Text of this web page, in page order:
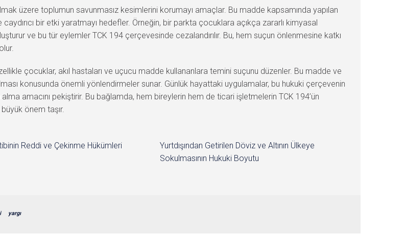
üzere toplumun savunmasız kesimlerini korumayı amaçlar. Bu madde kapsamında yapılan
bir etki yaratmayı hedefler. Örneğin, bir parkta çocuklara açıkça zararlı kimyasal
ve bu tür eylemler TCK 194 çerçevesinde cezalandırılır. Bu, hem suçun önlenmesine katkı
çocuklar, akıl hastaları ve uçucu madde kullananlara temini suçunu düzenler. Bu madde ve
konusunda önemli yönlendirmeler sunar. Günlük hayattaki uygulamalar, bu hukuki çerçevenin
amacını pekiştirir. Bu bağlamda, hem bireylerin hem de ticari işletmelerin TCK 194’ün
önem taşır.
Reddi ve Çekinme Hükümleri
Yurtdışından Getirilen Döviz ve Altının Ülkeye
Sokulmasının Hukuki Boyutu
yargı